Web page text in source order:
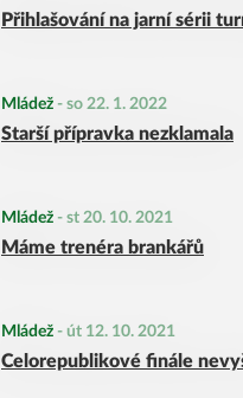
Přihlašování na jarní sérii
Mládež - so 22. 1. 2022
Starší přípravka nezklamala
Mládež - st 20. 10. 2021
Máme trenéra brankářů
Mládež - út 12. 10. 2021
Celorepublikové finále